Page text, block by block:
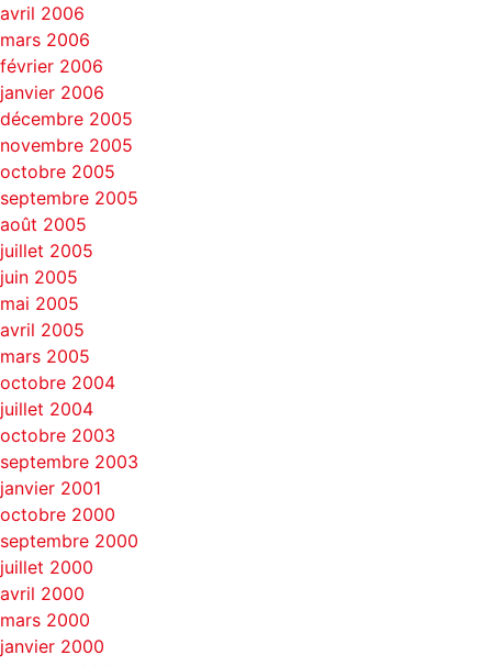
avril 2006
mars 2006
février 2006
janvier 2006
décembre 2005
novembre 2005
octobre 2005
septembre 2005
août 2005
juillet 2005
juin 2005
mai 2005
avril 2005
mars 2005
octobre 2004
juillet 2004
octobre 2003
septembre 2003
janvier 2001
octobre 2000
septembre 2000
juillet 2000
avril 2000
mars 2000
janvier 2000